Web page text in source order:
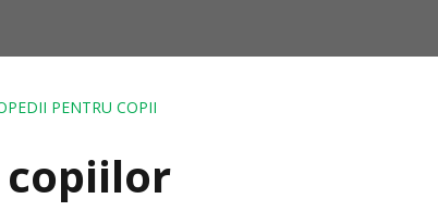
PENTRU COPII
copiilor